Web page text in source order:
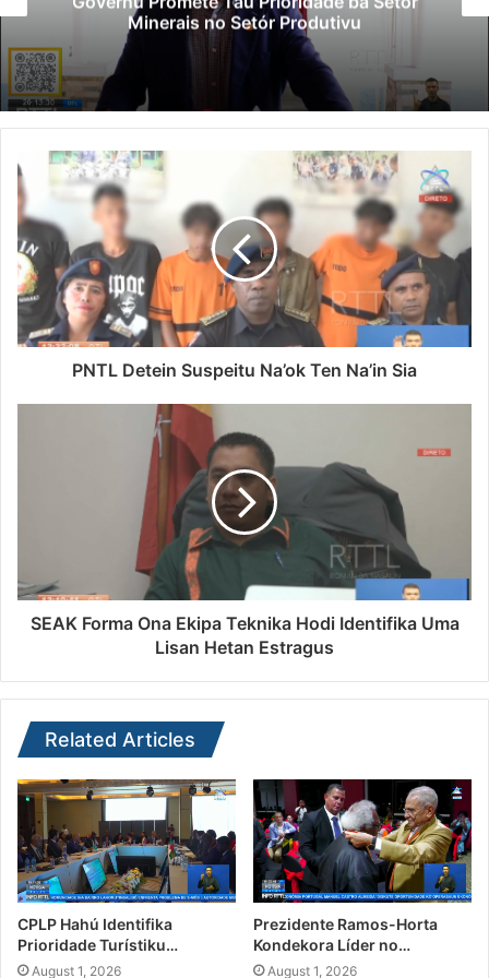
no Setór Produtivu
Polisiál
PNTL Detein Suspeitu Na’ok Ten Na’in Sia
SEAK Forma Ona Ekipa Teknika Hodi Identifika Uma
Lisan Hetan Estragus
Related Articles
CPLP Hahú Identifika
Prioridade Turístiku…
August 1, 2026
Prezidente Ramos-Horta
Kondekora Líder no…
August 1, 2026